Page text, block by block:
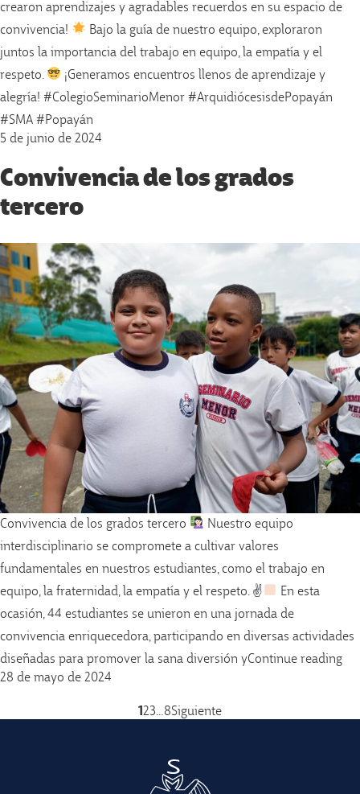
crearon aprendizajes y agradables recuerdos en su espacio de
convivencia!
Bajo la guía de nuestro equipo, exploraron
juntos la importancia del trabajo en equipo, la empatía y el
respeto.
¡Generamos encuentros llenos de aprendizaje y
alegría! #ColegioSeminarioMenor #ArquidiócesisdePopayán
#SMA #Popayán
5 de junio de 2024
Convivencia de los grados
tercero
Convivencia de los grados tercero
Nuestro equipo
interdisciplinario se compromete a cultivar valores
fundamentales en nuestros estudiantes, como el trabajo en
equipo, la fraternidad, la empatía y el respeto. ✌
En esta
ocasión, 44 estudiantes se unieron en una jornada de
convivencia enriquecedora, participando en diversas actividades
diseñadas para promover la sana diversión yContinue reading
28 de mayo de 2024
123…8Siguiente